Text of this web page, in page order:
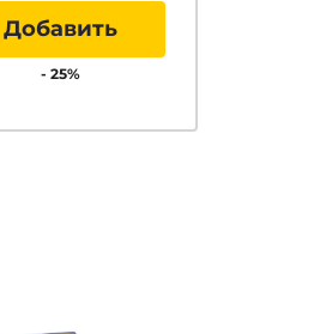
Добавить
- 25%